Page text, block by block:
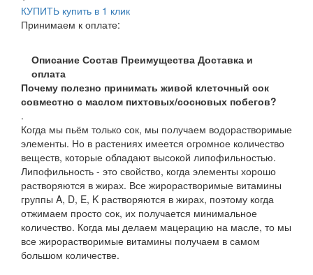
КУПИТЬ купить в 1 клик
Принимаем к оплате:
Описание Состав Преимущества Доставка и
оплата
Почему полезно принимать живой клеточный сок
совместно с маслом пихтовых/сосновых побегов?
.
Когда мы пьём только сок, мы получаем водорастворимые
элементы. Но в растениях имеется огромное количество
веществ, которые обладают высокой липофильностью.
Липофильность - это свойство, когда элементы хорошо
растворяются в жирах. Все жирорастворимые витамины
группы A, D, E, K растворяются в жирах, поэтому когда
отжимаем просто сок, их получается минимальное
количество. Когда мы делаем мацерацию на масле, то мы
все жирорастворимые витамины получаем в самом
большом количестве.